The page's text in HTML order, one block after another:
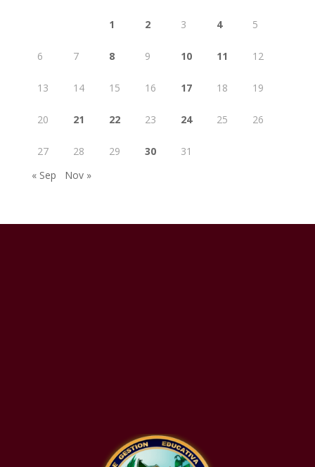
1 2 3 4 5
6 7 8 9 10 11 12
13 14 15 16 17 18 19
20 21 22 23 24 25 26
27 28 29 30
31
« Sep
Nov »